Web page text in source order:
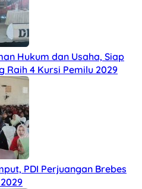
Hukum dan Usaha, Siap
Raih 4 Kursi Pemilu 2029
PDI Perjuangan Brebes